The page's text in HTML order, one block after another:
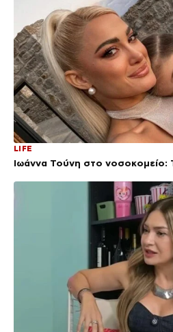
LIFE
Ιωάννα Τούνη στο νοσοκομείο: